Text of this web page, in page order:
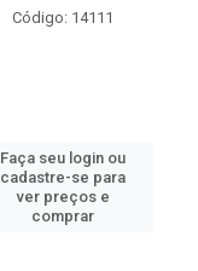
Código: 14111
Faça seu login ou
cadastre-se para
ver preços e
comprar